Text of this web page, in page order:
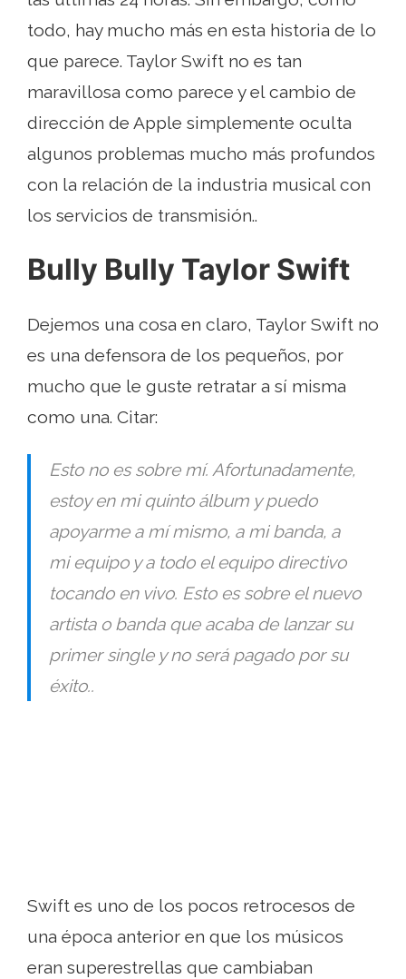
todo, hay mucho más en esta historia de lo
que parece. Taylor Swift no es tan
maravillosa como parece y el cambio de
dirección de Apple simplemente oculta
algunos problemas mucho más profundos
con la relación de la industria musical con
los servicios de transmisión..
Bully Bully Taylor Swift
Dejemos una cosa en claro, Taylor Swift no
es una defensora de los pequeños, por
mucho que le guste retratar a sí misma
como una. Citar:
Esto no es sobre mí. Afortunadamente,
estoy en mi quinto álbum y puedo
apoyarme a mí mismo, a mi banda, a
mi equipo y a todo el equipo directivo
tocando en vivo. Esto es sobre el nuevo
artista o banda que acaba de lanzar su
primer single y no será pagado por su
éxito..
Swift es uno de los pocos retrocesos de
una época anterior en que los músicos
eran superestrellas que cambiaban